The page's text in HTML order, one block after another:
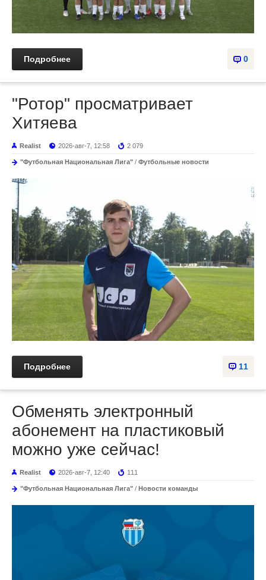
0
Подробнее
"Ротор" просматривает
Хитяева
Realist 2026-авг-7, 12:58 2 079
"Футбольная Национальная Лига" / Футбольные новости
11
Подробнее
Обменять электронный
абонемент на пластиковый
можно уже сейчас!
Realist 2026-авг-7, 12:40 111
"Футбольная Национальная Лига" / Новости команды